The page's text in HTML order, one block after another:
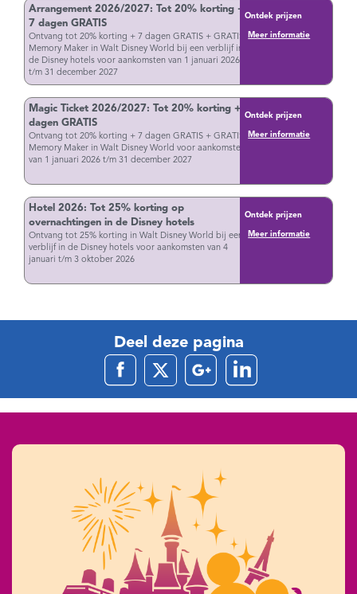
Arrangement 2026/2027: Tot 20% korting +
7 dagen GRATIS
Ontvang tot 20% korting + 7 dagen GRATIS + GRATIS
Memory Maker in Walt Disney World bij een verblijf in
de Disney hotels voor aankomsten van 1 januari 2026
t/m 31 december 2027
Ontdek prijzen
Meer informatie
Magic Ticket 2026/2027: Tot 20% korting + 7
dagen GRATIS
Ontvang tot 20% korting + 7 dagen GRATIS + GRATIS
Memory Maker in Walt Disney World voor aankomsten
van 1 januari 2026 t/m 31 december 2027
Ontdek prijzen
Meer informatie
Hotel 2026: Tot 25% korting op
overnachtingen in de Disney hotels
Ontvang tot 25% korting in Walt Disney World bij een
verblijf in de Disney hotels voor aankomsten van 4
januari t/m 3 oktober 2026
Ontdek prijzen
Meer informatie
Deel deze pagina